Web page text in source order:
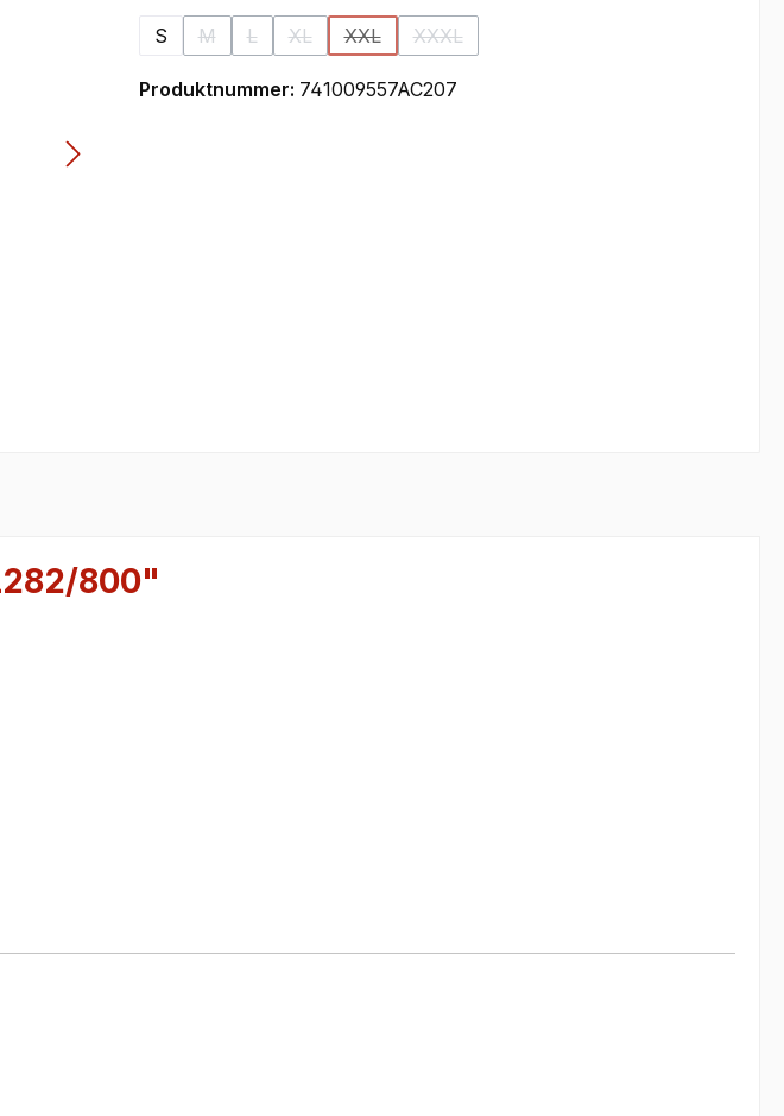
S
M
(Diese Option ist zurzeit nicht verfügbar.)
L
(Diese Option ist zurzeit nicht verfügbar.)
XL
(Diese Option ist zurzeit nicht verfügbar.)
XXL
(Diese Option ist zurzeit nicht verfügbar.)
XXXL
(Diese Option ist zurzeit nicht verfügbar.)
Produktnummer: 741009557AC207
800"